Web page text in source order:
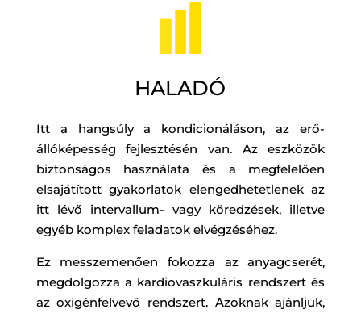
HALADÓ
Itt a hangsúly a kondicionáláson, az erő-
állóképesség fejlesztésén van. Az eszközök
biztonságos használata és a megfelelően
elsajátított gyakorlatok elengedhetetlenek az
itt lévő intervallum- vagy köredzések, illetve
egyéb komplex feladatok elvégzéséhez.
Ez messzemenően fokozza az anyagcserét,
megdolgozza a kardiovaszkuláris rendszert és
az oxigénfelvevő rendszert. Azoknak ajánljuk,